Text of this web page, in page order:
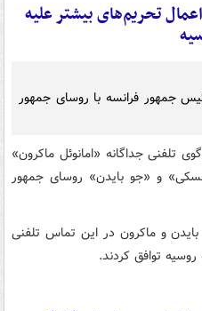
تحریم‌های بیشتر علیه
جمهور فرانسه با روسای جمهور
تلفنی جداگانه «امانوئل ماکرون»
و «جو بایدن» روسای جمهور
و ماکرون در این تماس تلفنی
توافق کردند.